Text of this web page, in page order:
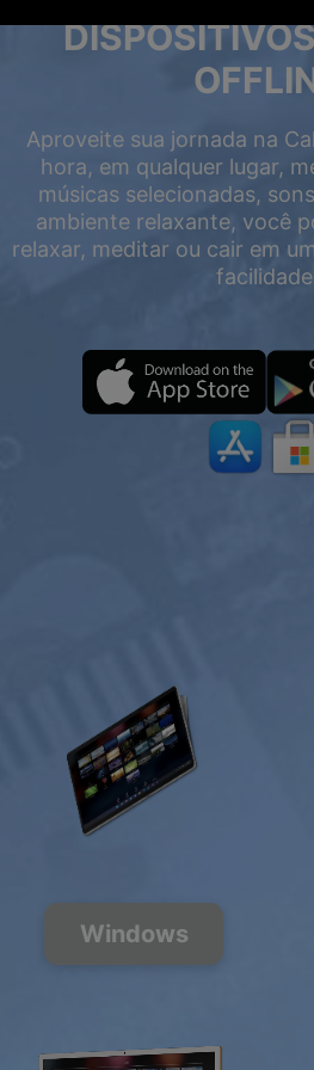
Aproveite sua jornada na
hora, em qualquer lugar,
músicas selecionadas,
ambiente relaxante, você
relaxar, meditar ou cair em
Windows